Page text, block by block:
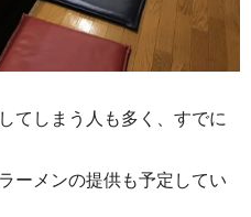
てしまう人も多く、すでに
ーメンの提供も予定してい